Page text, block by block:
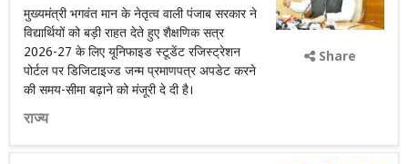
मुख्यमंत्री भगवंत मान के नेतृत्व वाली पंजाब सरकार ने
विद्यार्थियों को बड़ी राहत देते हुए शैक्षणिक सत्र
2026-27 के लिए यूनिफाइड स्टूडेंट रजिस्ट्रेशन
पोर्टल पर डिजिटाइज्ड जन्म प्रमाणपत्र अपडेट करने
की समय-सीमा बढ़ाने को मंजूरी दे दी है।
राज्य
Share